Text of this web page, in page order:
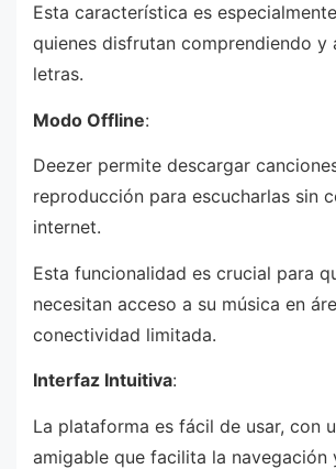
Esta característica es
quienes disfrutan comprendiendo y
letras.
Modo Offline:
Deezer permite descargar
reproducción para escucharlas sin
internet.
Esta funcionalidad es crucial para
necesitan acceso a su música en
conectividad limitada.
Interfaz Intuitiva:
La plataforma es fácil de usar, con
amigable que facilita la navegación